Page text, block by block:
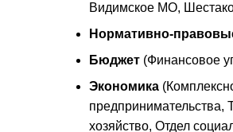
Видимское МО,
Нормативно-
Бюджет (Финансовое
Экономика
предпринимательства,
хозяйство, Отдел